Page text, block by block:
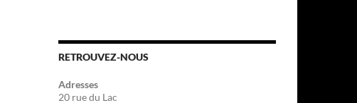
RETROUVEZ-NOUS
Adresses
20 rue du Lac